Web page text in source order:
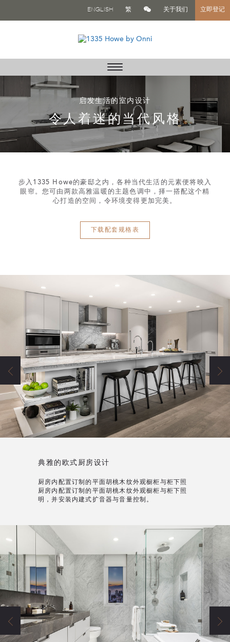
ENGLISH 繁 关于我们 立即登记
Toggle
启发生活的室内设计
令人着迷的当代风格
步入1335 Howe的豪邸之内，各种当代生活的元素便将映入
眼帘。您可由两款高雅温暖的主题色调中，择一搭配这个精
心打造的空间，令环境变得更加完美。
下载配套规格表
典雅的欧式厨房设计
厨房内配置订制的平面胡桃木纹外观橱柜与柜下照
厨房内配置订制的平面胡桃木纹外观橱柜与柜下照
明，并安装内建式扩音器与音量控制。